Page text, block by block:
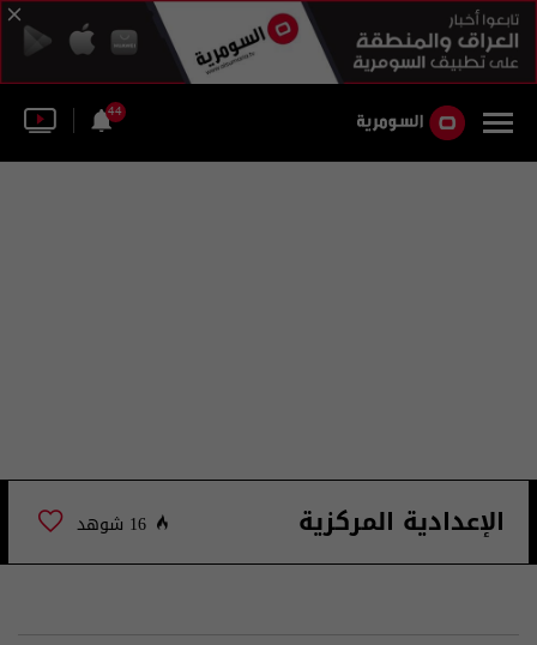
44
الإعدادية المركزية 16 شوهد